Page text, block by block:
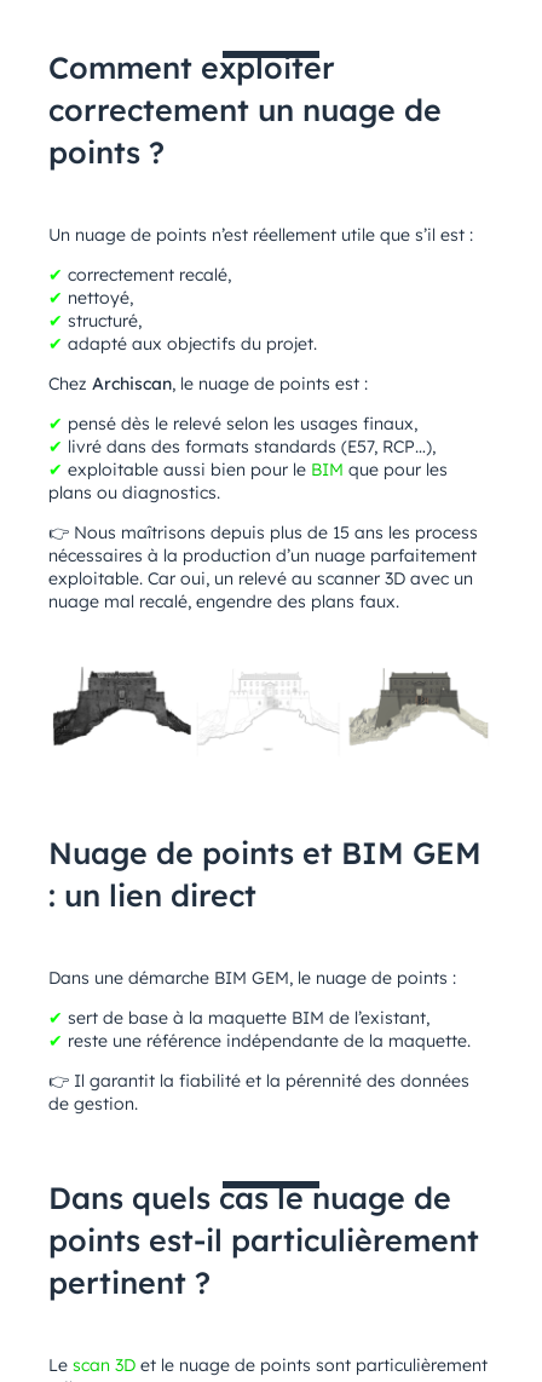
Comment exploiter
correctement un nuage de
points ?
Un nuage de points n’est réellement utile que s’il est :
✔ correctement recalé,
✔ nettoyé,
✔ structuré,
✔ adapté aux objectifs du projet.
Chez Archiscan, le nuage de points est :
✔ pensé dès le relevé selon les usages finaux,
✔ livré dans des formats standards (E57, RCP…),
✔ exploitable aussi bien pour le BIM que pour les
plans ou diagnostics.
👉 Nous maîtrisons depuis plus de 15 ans les process
nécessaires à la production d’un nuage parfaitement
exploitable. Car oui, un relevé au scanner 3D avec un
nuage mal recalé, engendre des plans faux.
Nuage de points et BIM GEM
: un lien direct
Dans une démarche BIM GEM, le nuage de points :
✔ sert de base à la maquette BIM de l’existant,
✔ reste une référence indépendante de la maquette.
👉 Il garantit la fiabilité et la pérennité des données
de gestion.
Dans quels cas le nuage de
points est-il particulièrement
pertinent ?
Le scan 3D et le nuage de points sont particulièrement